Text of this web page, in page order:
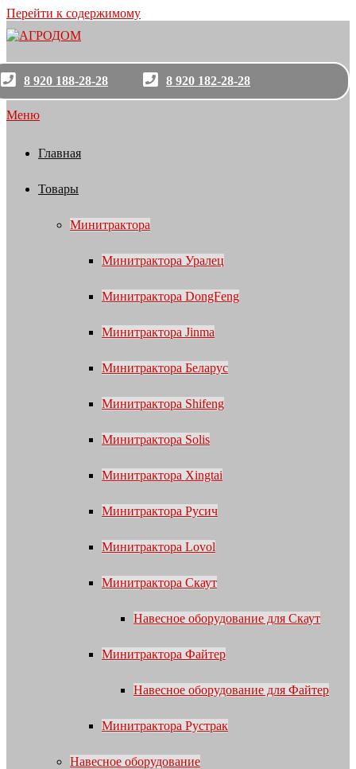
Перейти к содержимому
8 920 188-28-28 8 920 182-28-28
Меню
Главная
Товары
Минитрактора
Минитрактора Уралец
Минитрактора DongFeng
Минитрактора Jinma
Минитрактора Беларус
Минитрактора Shifeng
Минитрактора Solis
Минитрактора Xingtai
Минитрактора Русич
Минитрактора Lovol
Минитрактора Скаут
Навесное оборудование для Скаут
Минитрактора Файтер
Навесное оборудование для Файтер
Минитрактора Рустрак
Навесное оборудование